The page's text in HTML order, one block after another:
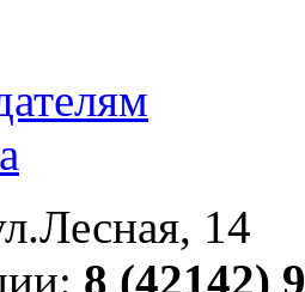
14
8 (42142)